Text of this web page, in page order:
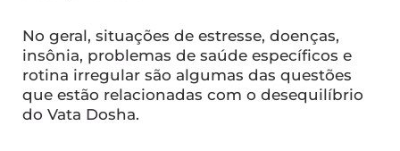
No geral, situações de estresse, doenças,
insônia, problemas de saúde específicos e
rotina irregular são algumas das questões
que estão relacionadas com o desequilíbrio
do Vata Dosha.